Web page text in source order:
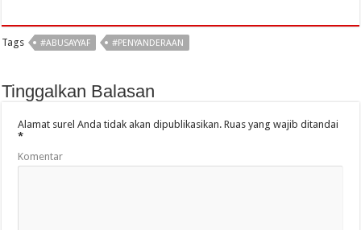
Tags #ABUSAYYAF #PENYANDERAAN
Tinggalkan Balasan
Alamat surel Anda tidak akan dipublikasikan. Ruas yang wajib ditandai
*
Komentar